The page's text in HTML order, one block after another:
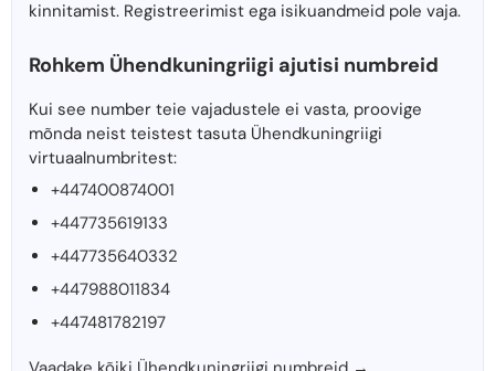
kinnitamist. Registreerimist ega isikuandmeid pole vaja.
Rohkem Ühendkuningriigi ajutisi numbreid
Kui see number teie vajadustele ei vasta, proovige
mõnda neist teistest tasuta Ühendkuningriigi
virtuaalnumbritest:
+447400874001
+447735619133
+447735640332
+447988011834
+447481782197